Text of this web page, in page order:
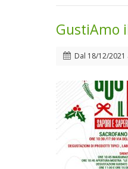
GustiAmo
Dal 18/12/2021